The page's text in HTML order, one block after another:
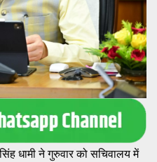
धामी ने गुरुवार को सचिवालय में